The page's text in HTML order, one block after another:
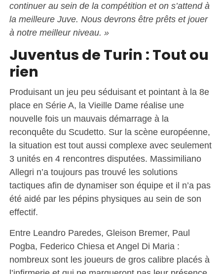
continuer au sein de la compétition et on s’attend à
la meilleure Juve. Nous devrons être prêts et jouer
à notre meilleur niveau. »
Juventus de Turin : Tout ou
rien
Produisant un jeu peu séduisant et pointant à la 8e
place en Série A, la Vieille Dame réalise une
nouvelle fois un mauvais démarrage à la
reconquête du Scudetto. Sur la scène européenne,
la situation est tout aussi complexe avec seulement
3 unités en 4 rencontres disputées. Massimiliano
Allegri n’a toujours pas trouvé les solutions
tactiques afin de dynamiser son équipe et il n’a pas
été aidé par les pépins physiques au sein de son
effectif.
Entre Leandro Paredes, Gleison Bremer, Paul
Pogba, Federico Chiesa et Angel Di Maria :
nombreux sont les joueurs de gros calibre placés à